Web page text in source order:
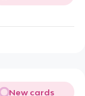
New cards